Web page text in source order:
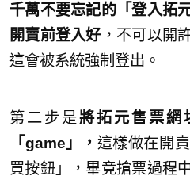
千萬不要忘記的「登入拓
開賣前登入好，不可以開
這會被系統強制登出。
第二步是將拓元售票網
「game」， 這樣做在開
買按鈕」，畢竟搶票過程